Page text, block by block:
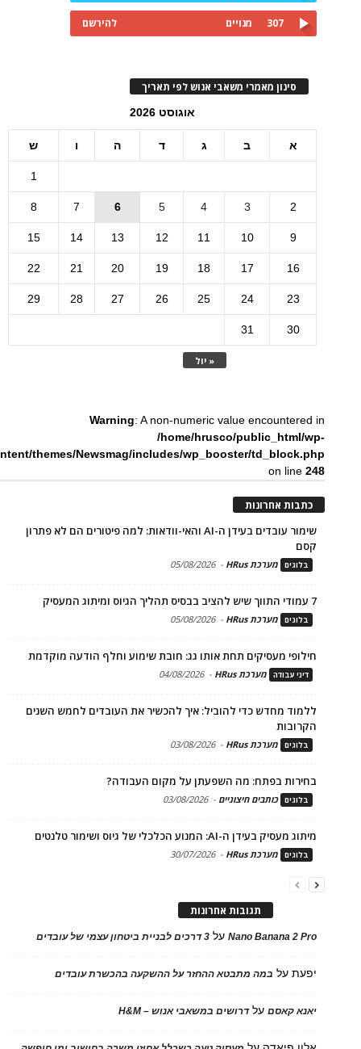
307 מנויים להירשם
סינון מאמרי משאבי אנוש לפי תאריך
אוגוסט 2026
א ב ג ד ה ו ש
« יול
1
2
3
4
5
6
7
8
9
10
11
12
13
14
15
16
17
18
19
20
21
22
23
24
25
26
27
28
29
30
31
Warning: A non-numeric value encountered in
/home/hrusco/public_html/wp-
themes/Newsmag/includes/wp_booster/td_block.php
on line248
כתבות אחרונות
שימור עובדים בעידן ה-AI והאי-וודאות: למה פיטורים הם לא פתרון
קסם
בלוגים מערכת HRus -
05/08/2026
7 עמודי התווך שיש להציב בבסיס תהליך הגיוס ומיתוג המעסיק
בלוגים מערכת HRus -
05/08/2026
חילופי מעסיקים תחת אותו גג: חובת שימוע וחלף הודעה מוקדמת
דיני עבודה מערכת HRus -
04/08/2026
ללמוד מחדש כדי להוביל: איך להכשיר את העובדים לחמש השנים
הקרובות
בלוגים מערכת HRus -
03/08/2026
בחירות בפתח: מה השפעתן על מקום העבודה?
בלוגים כותבים חיצוניים -
03/08/2026
מיתוג מעסיק בעידן ה-AI: המנוע הכלכלי של גיוס ושימור טלנטים
בלוגים מערכת HRus -
30/07/2026
תגובות אחרונות
Nano Banana 2 Proעל 3 דרכים לבניית ביטחון עצמי של עובדים
יפעתעל במה מתבטא ההחזר על ההשקעה בהכשרת עובדים
יאנא קאסםעלדרושים במשאבי אנוש – H&M